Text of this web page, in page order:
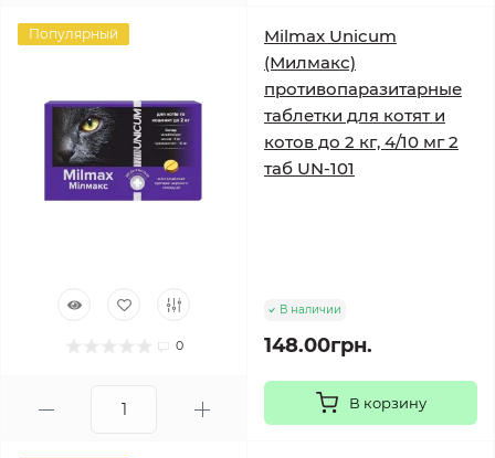
Популярный
0
Milmax Unicum
(Милмакс)
противопаразитарные
таблетки для котят и
котов до 2 кг, 4/10 мг 2
таб UN-101
В наличии
148.00грн.
В корзину